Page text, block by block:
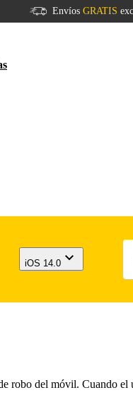
Envíos GRATIS
iOS 14.0
robo del móvil. Cuando el